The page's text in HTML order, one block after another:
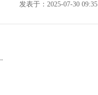
发表于：2025-07-30 09:35